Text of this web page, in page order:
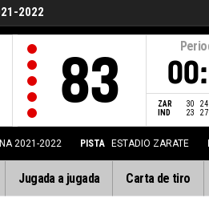
2022
83 ZAR 30 24
IND
23 27
2021-2022 PISTA ESTADIO ZARATE
Jugada a jugada Carta de tiro